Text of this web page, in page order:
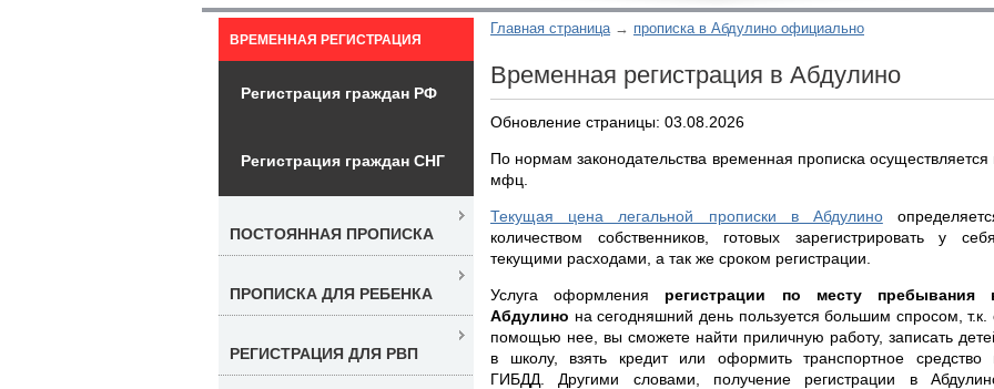
Главная страница прописка в Абдулино официально
Временная регистрация в Абдулино
Обновление страницы: 03.08.2026
По нормам законодательства временная прописка осуществляется
мфц.
Текущая цена легальной прописки в Абдулино
количеством собственников, готовых зарегистрировать у себя,
текущими расходами, а так же сроком регистрации.
Услуга оформления регистрации по месту пребывания
Абдулино на сегодняшний день пользуется большим спросом, т.к.
помощью нее, вы сможете найти приличную работу, записать
в школу, взять кредит или оформить транспортное средство
ГИБДД. Другими словами, получение регистрации в
ВРЕМЕННАЯ РЕГИСТРАЦИЯ
Регистрация граждан РФ
Регистрация граждан СНГ
ПОСТОЯННАЯ ПРОПИСКА
ПРОПИСКА ДЛЯ РЕБЕНКА
РЕГИСТРАЦИЯ ДЛЯ РВП